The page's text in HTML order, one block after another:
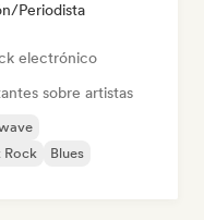
Periodista
electrónico
sobre artistas
Rock
Blues